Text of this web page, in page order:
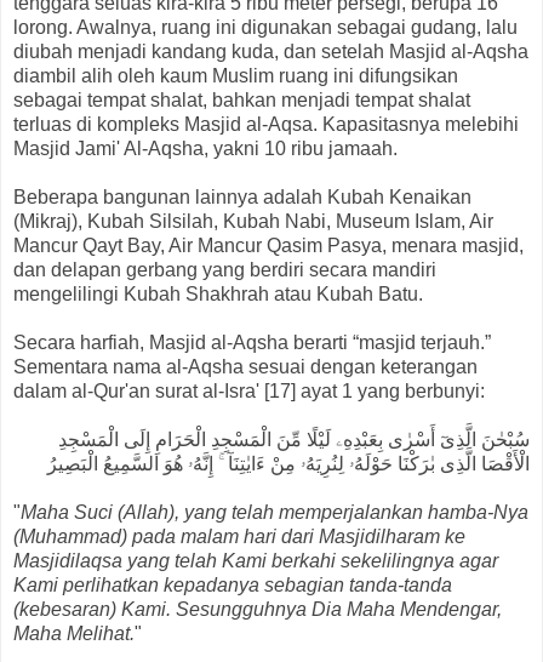
lorong. Awalnya, ruang ini digunakan sebagai gudang, lalu
diubah menjadi kandang kuda, dan setelah Masjid al-Aqsha
diambil alih oleh kaum Muslim ruang ini difungsikan
sebagai tempat shalat, bahkan menjadi tempat shalat
terluas di kompleks Masjid al-Aqsa. Kapasitasnya melebihi
Masjid Jami' Al-Aqsha, yakni 10 ribu jamaah.
Beberapa bangunan lainnya adalah Kubah Kenaikan
(Mikraj), Kubah Silsilah, Kubah Nabi, Museum Islam, Air
Mancur Qayt Bay, Air Mancur Qasim Pasya, menara masjid,
dan delapan gerbang yang berdiri secara mandiri
mengelilingi Kubah Shakhrah atau Kubah Batu.
Secara harfiah, Masjid al-Aqsha berarti “masjid terjauh.”
Sementara nama al-Aqsha sesuai dengan keterangan
dalam al-Qur'an surat al-Isra' [17] ayat 1 yang berbunyi:
سُبْحٰنَ الَّذِىٓ أَسْرٰى بِعَبْدِهِۦ لَيْلًا مِّنَ الْمَسْجِدِ الْحَرَامِ إِلَى الْمَسْجِدِ
الْأَقْصَا الَّذِى بٰرَكْنَا حَوْلَهُۥ لِنُرِيَهُۥ مِنْ ءَايٰتِنَآ ۚ إِنَّهُۥ هُوَ السَّمِيعُ الْبَصِيرُ
"Maha Suci (Allah), yang telah memperjalankan hamba-Nya
(Muhammad) pada malam hari dari Masjidilharam ke
Masjidilaqsa yang telah Kami berkahi sekelilingnya agar
Kami perlihatkan kepadanya sebagian tanda-tanda
(kebesaran) Kami. Sesungguhnya Dia Maha Mendengar,
Maha Melihat."